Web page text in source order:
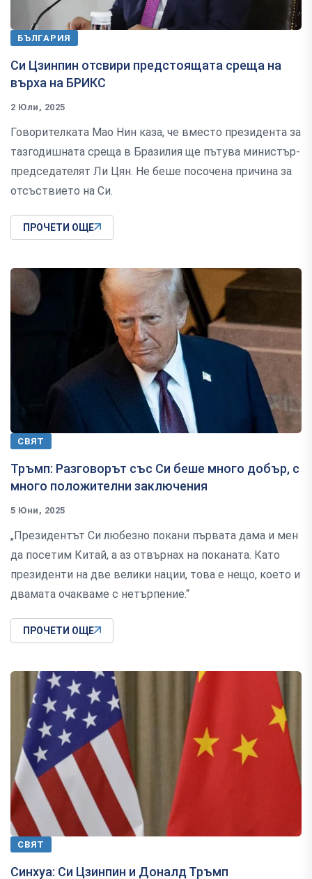
БЪЛГАРИЯ
Си Цзинпин отсвири предстоящата среща на
върха на БРИКС
2 Юли, 2025
Говорителката Мао Нин каза, че вместо президента за
тазгодишната среща в Бразилия ще пътува министър-
председателят Ли Цян. Не беше посочена причина за
отсъствието на Си.
ПРОЧЕТИ ОЩЕ
СВЯТ
Тръмп: Разговорът със Си беше много добър, с
много положителни заключения
5 Юни, 2025
„Президентът Си любезно покани първата дама и мен
да посетим Китай, а аз отвърнах на поканата. Като
президенти на две велики нации, това е нещо, което и
двамата очакваме с нетърпение.“
ПРОЧЕТИ ОЩЕ
СВЯТ
Синхуа: Си Цзинпин и Доналд Тръмп